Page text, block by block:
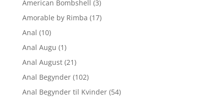
American Bombshell (3)
Amorable by Rimba (17)
Anal (10)
Anal Augu (1)
Anal August (21)
Anal Begynder (102)
Anal Begynder til Kvinder (54)